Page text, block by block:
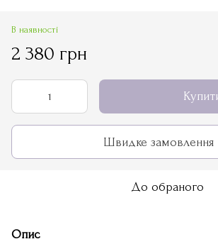
В наявності
2 380 грн
Швидке замовлення
До обраного
Опис